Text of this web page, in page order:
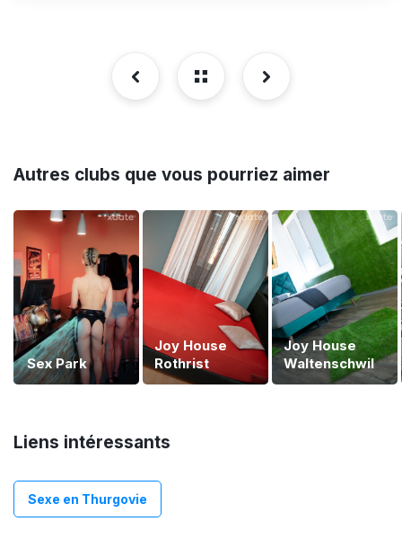
Autres clubs que vous pourriez aimer
Sex Park
Joy House
Rothrist
Joy House
Waltenschwil
Liens intéressants
Sexe en Thurgovie